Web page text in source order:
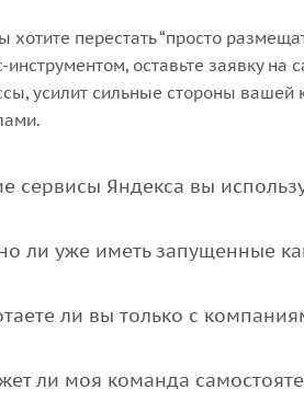
хотите перестать “просто
инструментом, оставьте заявку
усилит сильные стороны вашей
сервисы Яндекса вы
ли уже иметь запущенные
ли вы только с
ли моя команда